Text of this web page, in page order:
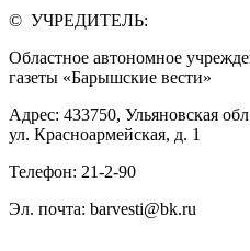
© УЧРЕДИТЕЛЬ:
Областное автономное
газеты «Барышские вести»
Адрес: 433750, Ульяновская
ул. Красноармейская, д. 1
Телефон: 21-2-90
Эл. почта: barvesti@bk.ru